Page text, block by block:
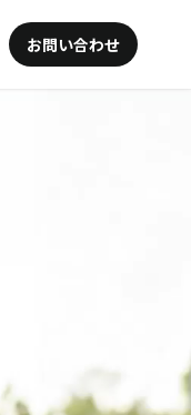
お問い合わせ